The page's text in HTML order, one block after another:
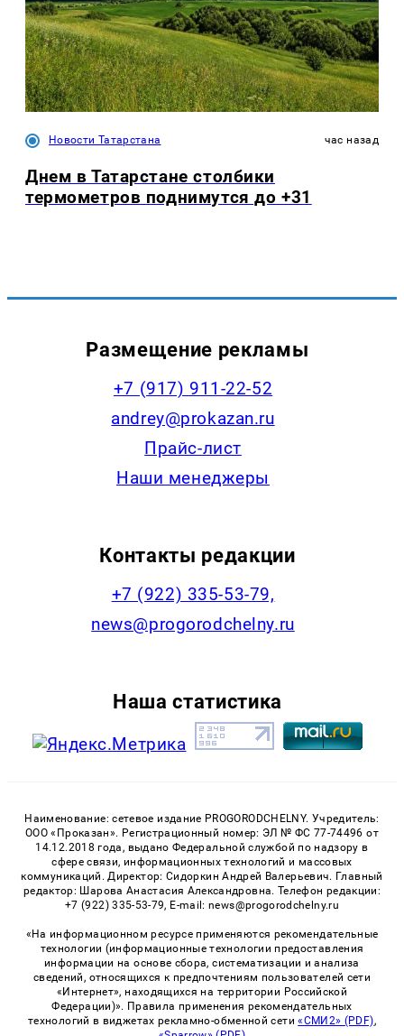
Новости Татарстана час назад
Днем в Татарстане столбики
термометров поднимутся до +31
Размещение рекламы
+7 (917) 911-22-52
andrey@prokazan.ru
Прайс-лист
Наши менеджеры
Контакты редакции
+7 (922) 335-53-79,
news@progorodchelny.ru
Наша статистика
Наименование: сетевое издание PROGORODCHELNY. Учредитель:
ООО «Проказан». Регистрационный номер: ЭЛ № ФС 77-74496 от
14.12.2018 года, выдано Федеральной службой по надзору в
сфере связи, информационных технологий и массовых
коммуникаций. Директор: Сидоркин Андрей Валерьевич. Главный
редактор: Шарова Анастасия Александровна. Телефон редакции:
+7 (922) 335-53-79, E-mail: news@progorodchelny.ru
«На информационном ресурсе применяются рекомендательные
технологии (информационные технологии предоставления
информации на основе сбора, систематизации и анализа
сведений, относящихся к предпочтениям пользователей сети
«Интернет», находящихся на территории Российской
Федерации)». Правила применения рекомендательных
технологий в виджетах рекламно-обменной сети«СМИ2» (PDF),